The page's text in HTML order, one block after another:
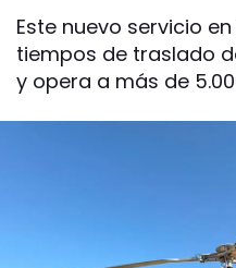
Este nuevo servicio
tiempos de traslado
y opera a más de